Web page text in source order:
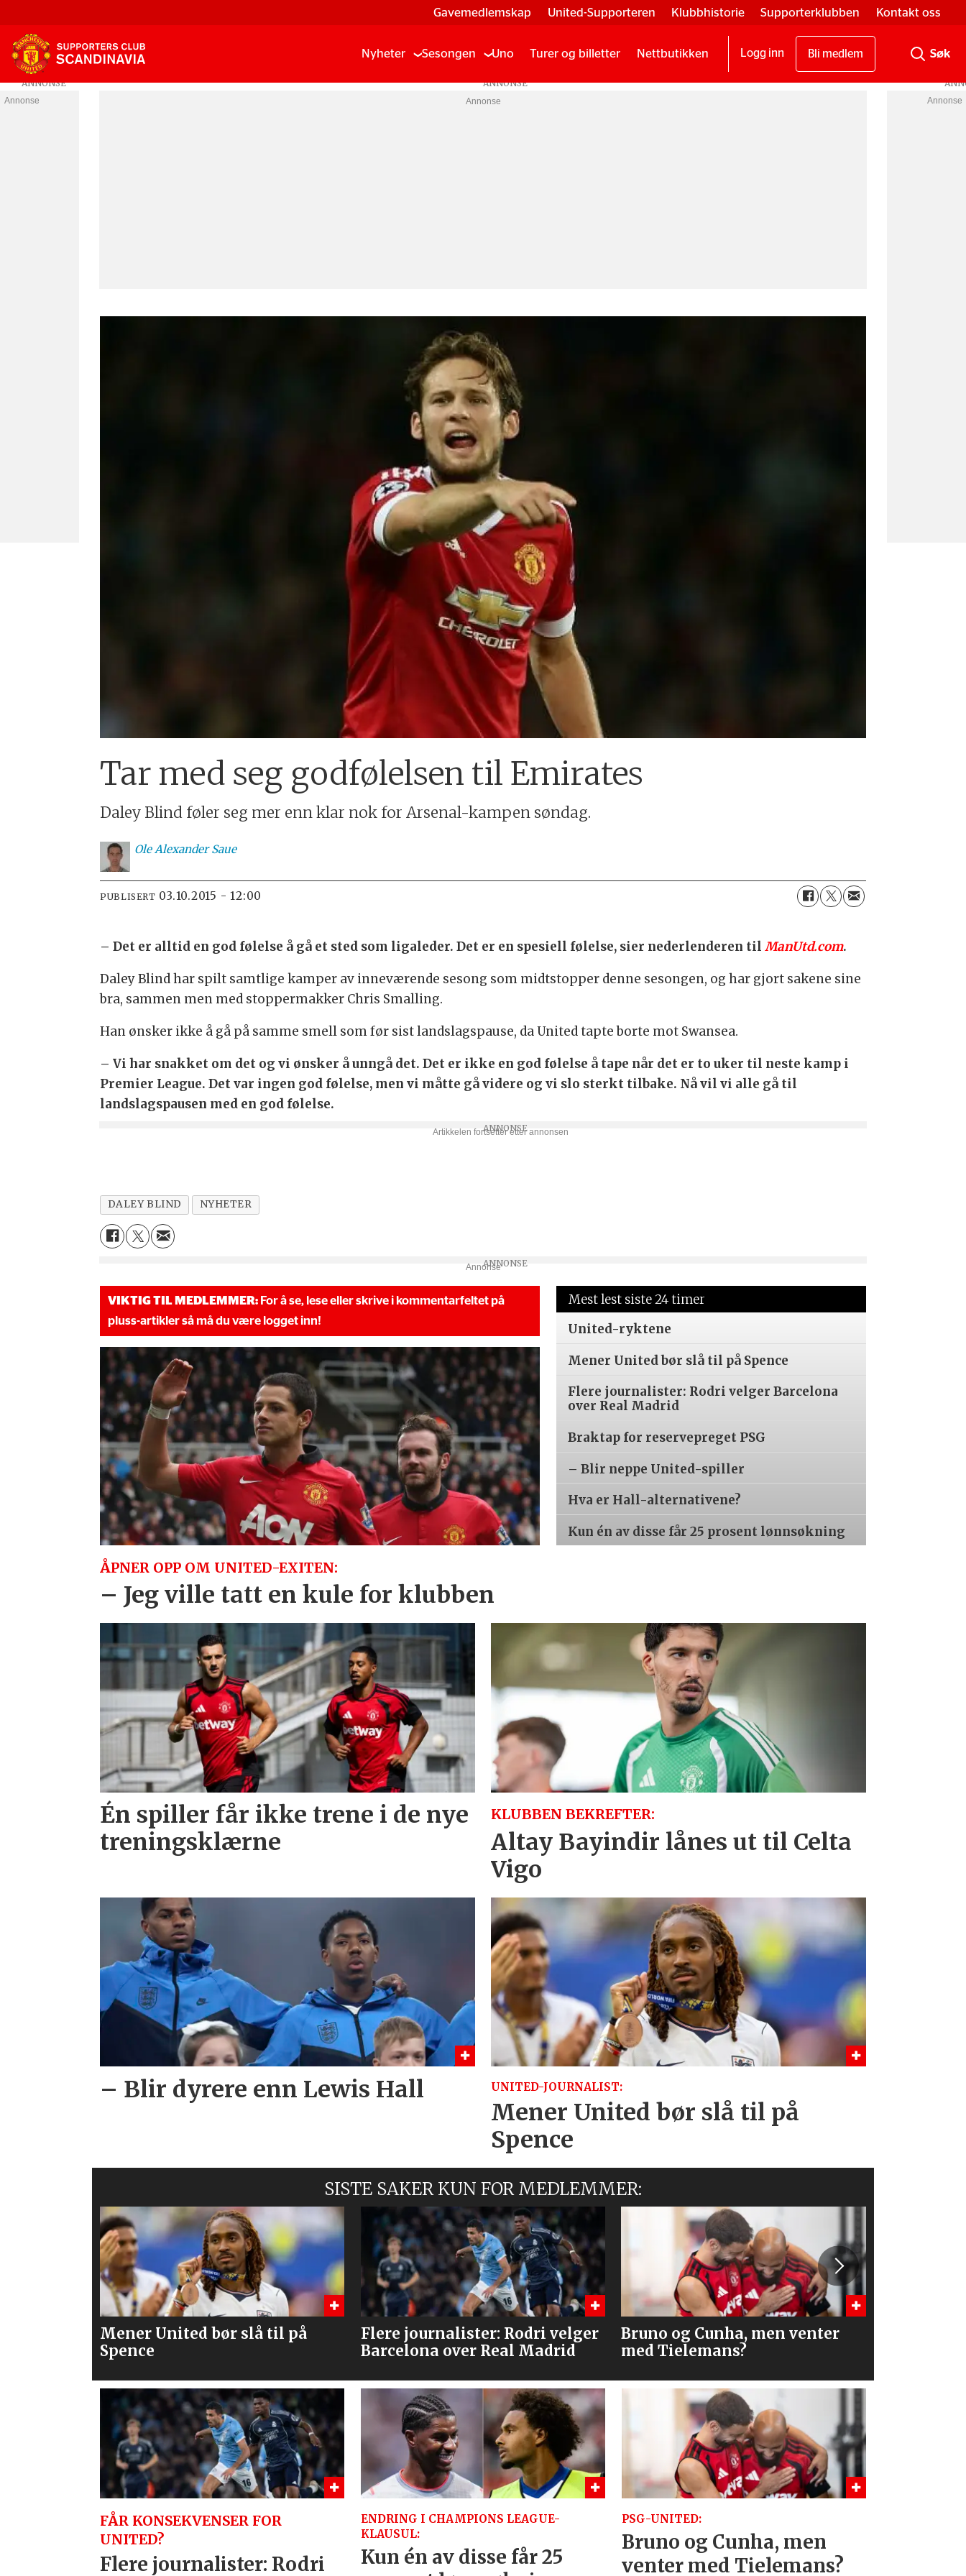
Gavemedlemskap United-Supporteren Klubbhistorie Supporterklubben Kontakt oss
Nyheter Sesongen Uno Turer og billetter Nettbutikken Logg inn Bli medlem
Annonse
Tar med seg godfølelsen til Emirates
Daley Blind føler seg mer enn klar nok for Arsenal-kampen søndag.
Ole Alexander Saue
PUBLISERT 03.10.2015 - 12:00
– Det er alltid en god følelse å gå et sted som ligaleder. Det er en spesiell følelse, sier nederlenderen tilManUtd.com.
Daley Blind har spilt samtlige kamper av inneværende sesong som midtstopper denne sesongen, og har gjort sakene sine
bra, sammen men med stoppermakker Chris Smalling.
Han ønsker ikke å gå på samme smell som før sist landslagspause, da United tapte borte mot Swansea.
– Vi har snakket om det og vi ønsker å unngå det. Det er ikke en god følelse å tape når det er to uker til neste kamp i
Premier League. Det var ingen god følelse, men vi måtte gå videre og vi slo sterkt tilbake. Nå vil vi alle gå til
landslagspausen med en god følelse.
DALEY BLIND NYHETER
Annonse
VIKTIG TIL MEDLEMMER: For å se, lese eller skrive i kommentarfeltet på
pluss-artikler så må du være logget inn!
ÅPNER OPP OM UNITED-EXITEN:
– Jeg ville tatt en kule for klubben
Mest lest siste 24 timer
United-ryktene
Mener United bør slå til på Spence
Flere journalister: Rodri velger Barcelona
over Real Madrid
Braktap for reservepreget PSG
– Blir neppe United-spiller
Hva er Hall-alternativene?
Kun én av disse får 25 prosent lønnsøkning
Én spiller får ikke trene i de nye
treningsklærne
KLUBBEN BEKREFTER:
Altay Bayindir lånes ut til Celta
Vigo
– Blir dyrere enn Lewis Hall UNITED-JOURNALIST:
Mener United bør slå til på
Spence
SISTE SAKER KUN FOR MEDLEMMER:
Flere journalister: Rodri velger
Barcelona over Real Madrid
Bruno og Cunha, men venter
med Tielemans?
Hva er alternativene?
FÅR KONSEKVENSER FOR
UNITED?
Flere journalister: Rodri
ENDRING I CHAMPIONS LEAGUE-
KLAUSUL:
Kun én av disse får 25
PSG-UNITED:
Bruno og Cunha, men
venter med Tielemans?
Annonse Annonse